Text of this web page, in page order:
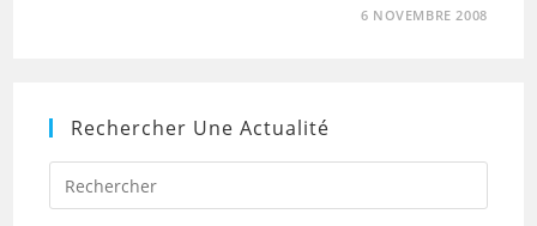
6 NOVEMBRE 2008
Rechercher Une Actualité
Press
to